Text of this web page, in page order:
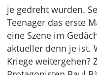
je gedreht wurden.
Teenager das erste
eine Szene im
aktueller denn je ist.
Kriege weitergehen?